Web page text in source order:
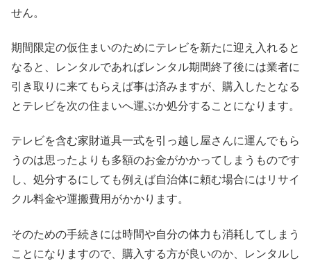
せん。
期間限定の仮住まいのためにテレビを新たに迎え入れると
なると、レンタルであればレンタル期間終了後には業者に
引き取りに来てもらえば事は済みますが、購入したとなる
とテレビを次の住まいへ運ぶか処分することになります。
テレビを含む家財道具一式を引っ越し屋さんに運んでもら
うのは思ったよりも多額のお金がかかってしまうものです
し、処分するにしても例えば自治体に頼む場合にはリサイ
クル料金や運搬費用がかかります。
そのための手続きには時間や自分の体力も消耗してしまう
ことになりますので、購入する方が良いのか、レンタルし